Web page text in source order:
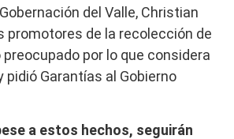
del Valle, Christian
promotores de la recolección de
por lo que considera
pidió Garantías al Gobierno
a estos hechos, seguirán